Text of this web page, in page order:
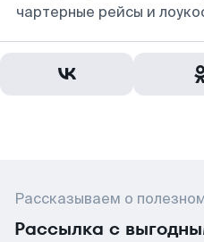
чартерные рейсы и
Рассказываем о
Рассылка с